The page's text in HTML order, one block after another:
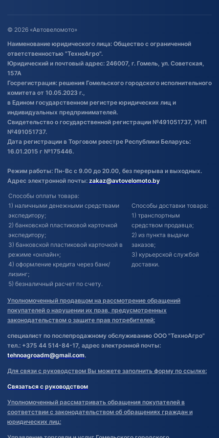
Оставить отзыв
Договор публичной оферты
Обработка файлов cookie
Постановка транспорта на учет
Обновления в ЭПТС 2024
© 2026 «Автовеломото»
Наименование юридического лица: Общество с ограниченной
ответственностью "ТехноАгро".
Юридический и почтовый адрес: 246007, г. Гомель, ул. Советская,
157А
Госрегистрация: решения Гомельского городского исполнительного
комитета от 10.05.2023 г.,
в Едином государственном регистре юридических лиц и
индивидуальных предпринимателей.
Свидетельство о государственной регистрации №491051737, УНП
№491051737.
Дата регистрации в Торговом реестре Республики Беларусь:
16.01.2015 г №175446.
Режим работы: Пн-Вс с 9.00 до 20.00, без перерыва и выходных.
Адрес электронной почты: zakaz@avtovelomoto.by
Способы оплаты товара:
1) наличными денежными средствами
экспедитору;
2) банковской пластиковой карточкой
экспедитору;
3) банковской пластиковой карточкой в
режиме «онлайн»;
4) оформление кредита через банк/
лизинг;
5) безналичный расчет по счету.
Способы доставки товара:
1) транспортным
средством продавца;
2) из пункта выдачи
заказов;
3) курьерской службой
доставки.
Уполномоченный продавцом на рассмотрение обращений
покупателей о нарушении их прав, предусмотренных
законодательством о защите прав потребителей:
специалист по послепродажному обслуживанию ООО "ТехноАгро"
тел.: +375 44 514-84-17, адрес электронной почты:
tehnoagroadm@gmail.com.
Для связи с руководством Вы можете заполнить форму по ссылке:
Связаться с руководством
Уполномоченный рассматривать обращения покупателей в
соответствии с законодательством об обращениях граждан и
юридических лиц: